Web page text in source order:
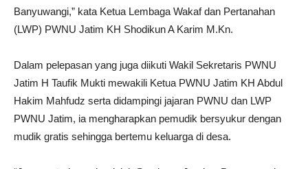
Banyuwangi,” kata Ketua Lembaga Wakaf dan Pertanahan
(LWP) PWNU Jatim KH Shodikun A Karim M.Kn.
Dalam pelepasan yang juga diikuti Wakil Sekretaris PWNU
Jatim H Taufik Mukti mewakili Ketua PWNU Jatim KH Abdul
Hakim Mahfudz serta didampingi jajaran PWNU dan LWP
PWNU Jatim, ia mengharapkan pemudik bersyukur dengan
mudik gratis sehingga bertemu keluarga di desa.